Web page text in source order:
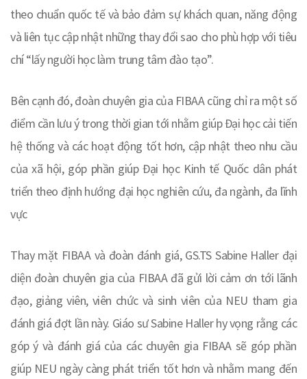
theo chuẩn quốc tế và bảo đảm sự khách quan, năng động
và liên tục cập nhật những thay đổi sao cho phù hợp với tiêu
chí “lấy người học làm trung tâm đào tạo”.
Bên cạnh đó, đoàn chuyên gia của FIBAA cũng chỉ ra một số
điểm cần lưu ý trong thời gian tới nhằm giúp Đại học cải tiến
hệ thống và các hoạt động tốt hơn, cập nhật theo nhu cầu
của xã hội, góp phần giúp Đại học Kinh tế Quốc dân phát
triển theo định hướng đại học nghiên cứu, đa ngành, đa lĩnh
vực
Thay mặt FIBAA và đoàn đánh giá, GS.TS Sabine Haller đại
diện đoàn chuyên gia của FIBAA đã gửi lời cảm ơn tới lãnh
đạo, giảng viên, viên chức và sinh viên của NEU tham gia
đánh giá đợt lần này. Giáo sư Sabine Haller hy vọng rằng các
góp ý và đánh giá của các chuyên gia FIBAA sẽ góp phần
giúp NEU ngày càng phát triển tốt hơn và nhằm mang đến